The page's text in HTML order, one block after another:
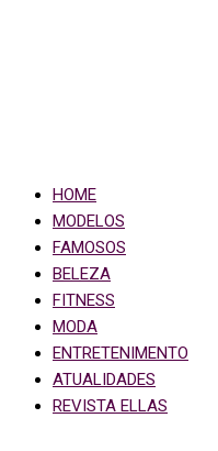
HOME
MODELOS
FAMOSOS
BELEZA
FITNESS
MODA
ENTRETENIMENTO
ATUALIDADES
REVISTA ELLAS